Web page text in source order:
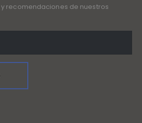
recomendaciones de nuestros